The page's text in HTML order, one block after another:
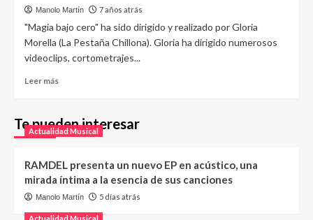
Manolo Martín 7 años atrás
"Magia bajo cero" ha sido dirigido y realizado por Gloria
Morella (La Pestaña Chillona). Gloria ha dirigido numerosos
videoclips, cortometrajes...
Leer más
Te pueden interesar
Actualidad Musical
RAMDEL presenta un nuevo EP en acústico, una
mirada íntima a la esencia de sus canciones
Manolo Martín 5 días atrás